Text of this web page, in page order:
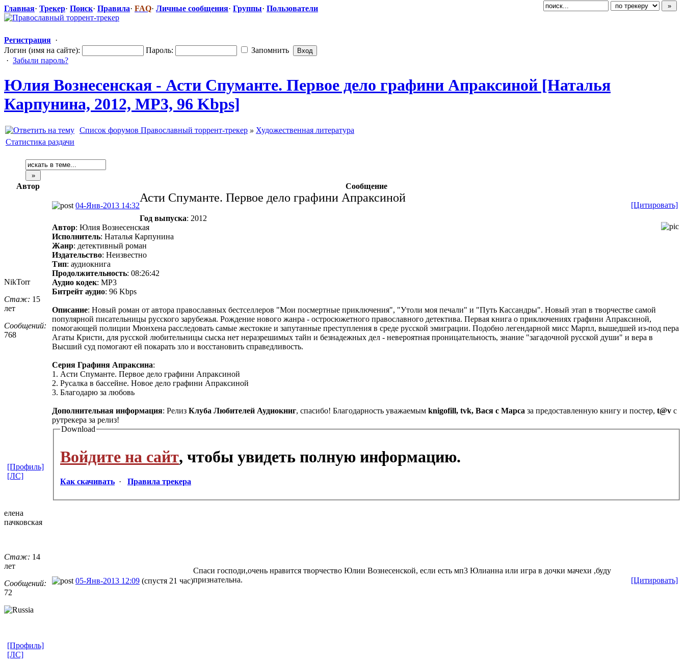
Главная· Трекер· Поиск· Правила· FAQ· Личные сообщения· Группы· Пользователи
Регистрация ·
Логин (имя на сайте):
Пароль:
Запомнить
· Забыли пароль?
Юлия Вознесенская ​ - Асти Спуманте. Первое дело графини Апраксиной [Наталья
Карпунина, 2012, MP3, 96 Kbps]
Список форумов Православный торрент-трекер » Художественная литература
Статистика раздачи
Автор Сообщение
NikTorr
Стаж: 15
лет
Сообщений:
768
04-Янв-2013 14:32 [Цитировать]
Асти Спуманте. Первое дело графини Апраксиной
Год выпуска: 2012
Автор: Юлия Вознесенская
Исполнитель: Наталья Карпунина
Жанр: детективный роман
Издательство: Неизвестно
Тип: аудиокнига
Продолжительность: 08:26:42
Аудио кодек: MP3
Битрейт аудио: 96 Kbps
Описание: Новый роман от автора православных бестселлеров "Мои посмертные приключения", "Утоли моя печали" и "Путь Кассандры". Новый этап в творчестве самой
популярной писательницы русского зарубежья. Рождение нового жанра - остросюжетного православного детектива. Первая книга о приключениях графини Апраксиной,
помогающей полиции Мюнхена расследовать самые жестокие и запутанные преступления в среде русской эмиграции. Подобно легендарной мисс Марпл, вышедшей из-под пера
Агаты Кристи, для русской любительницы сыска нет неразрешимых тайн и безнадежных дел - невероятная проницательность, знание "загадочной русской души" и вера в
Высший суд помогают ей покарать зло и восстановить справедливость.
Серия Графиня Апраксина:
1. Асти Спуманте. Первое дело графини Апраксиной
2. Русалка в бассейне. Новое дело графини Апраксиной
3. Благодарю за любовь
Дополнительная информация: Релиз Клуба Любителей Аудиокниг, спасибо! Благодарность уважаемым knigofill, tvk, Вася с Марса за предоставленную книгу и постер, t@v с
рутрекера за релиз!
Download
Войдите на сайт, чтобы увидеть полную информацию.
Как скачивать · Правила трекера
[Профиль]
[ЛС]
елена
пачковская
Стаж: 14
лет
Сообщений:
72
05-Янв-2013 12:09 (спустя 21 час) [Цитировать]
Спаси господи,очень нравится творчество Юлии Вознесенской, если есть мп3 Юлианна или игра в дочки мачехи ,буду
признательна.
[Профиль]
[ЛС]